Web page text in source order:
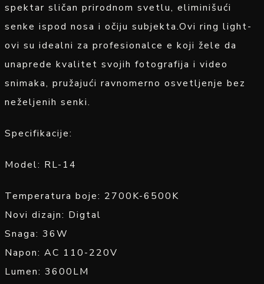
spektar sličan prirodnom svetlu, eliminišući
senke ispod nosa i očiju subjekta.Ovi ring light-
ovi su idealni za profesionalce e koji žele da
unaprede kvalitet svojih fotografija i video
snimaka, pružajući ravnomerno osvetljenje bez
neželjenih senki.
Specifikacije:
Model: RL-14
Temperatura boje: 2700K-6500K
Novi dizajn: Digtal
Snaga: 36W
Napon: AC 110-220V
Lumen: 3600LM